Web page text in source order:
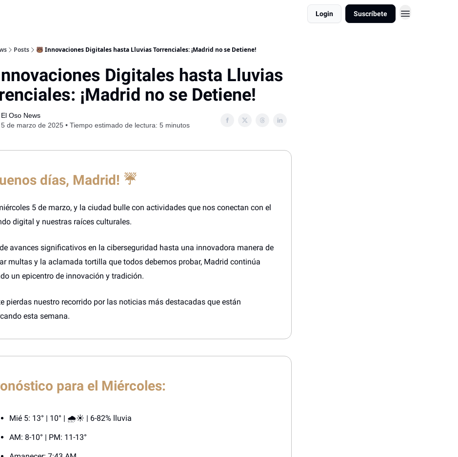
Login Suscríbete
Posts 🐻 Innovaciones Digitales hasta Lluvias Torrenciales: ¡Madrid no se Detiene!
Digitales hasta Lluvias
¡Madrid no se Detiene!
El Oso News
5 de marzo de 2025 • Tiempo estimado de lectura: 5 minutos
días, Madrid! ☔
5 de marzo, y la ciudad bulle con actividades que nos conectan con el
digital y nuestras raíces culturales.
avances significativos en la ciberseguridad hasta una innovadora manera de
multas y la aclamada tortilla que todos debemos probar, Madrid continúa
un epicentro de innovación y tradición.
pierdas nuestro recorrido por las noticias más destacadas que están
esta semana.
para el Miércoles:
Mié 5: 13° | 10° | 🌧️☀️ | 6-82% lluvia
AM: 8-10° | PM: 11-13°